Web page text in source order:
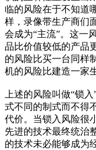
临的风险在于不知道
样，录像带生产商们
会成为“主流”。这一
品比价值较低的产品
的风险比买一台同样
机的风险比建造一家
上述的风险叫做“锁
式不同的制式而不得
代价。当锁入风险很
先进的技术最终统治
的技术未必能够成为